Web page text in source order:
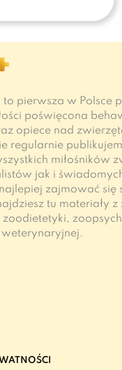
to pierwsza w Polsce
poświęcona
opiece nad
regularnie
miłośników
jak i
zajmować się
tu materiały z